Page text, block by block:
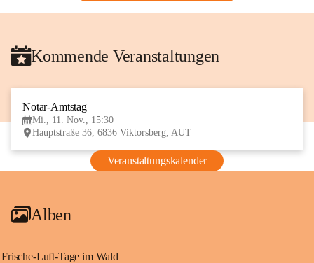
Kommende Veranstaltungen
Notar-Amtstag
Mi., 11. Nov., 15:30
Hauptstraße 36, 6836 Viktorsberg, AUT
Veranstaltungskalender
Alben
Frische-Luft-Tage im Wald